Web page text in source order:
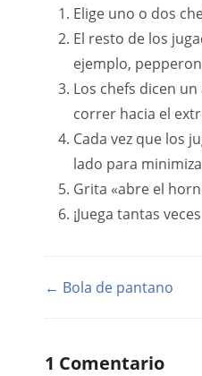
Elige uno o dos
El resto de los
ejemplo,
Los chefs dicen
correr hacia el
Cada vez que los
lado para
Grita «abre el
¡Juega tantas
← Bola de pantano
1 Comentario